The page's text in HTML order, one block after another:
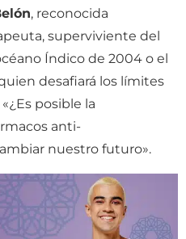
, reconocida
superviviente del
Índico de 2004 o el
desafiará los límites
posible la
anti-
nuestro futuro».